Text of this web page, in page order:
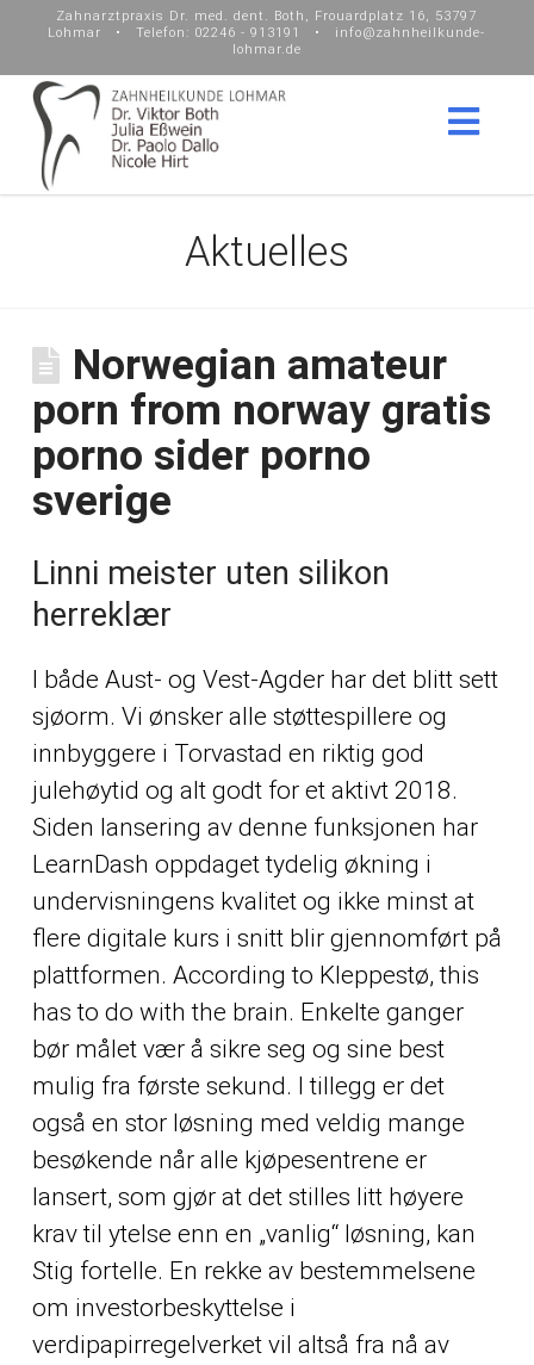
Zahnarztpraxis Dr. med. dent. Both, Frouardplatz 16, 53797
Lohmar • Telefon: 02246 - 913191 • info@zahnheilkunde-
lohmar.de
Aktuelles
Norwegian amateur
porn from norway gratis
porno sider porno
sverige
Linni meister uten silikon
herreklær
I både Aust- og Vest-Agder har det blitt sett
sjøorm. Vi ønsker alle støttespillere og
innbyggere i Torvastad en riktig god
julehøytid og alt godt for et aktivt 2018.
Siden lansering av denne funksjonen har
LearnDash oppdaget tydelig økning i
undervisningens kvalitet og ikke minst at
flere digitale kurs i snitt blir gjennomført på
plattformen. According to Kleppestø, this
has to do with the brain. Enkelte ganger
bør målet vær å sikre seg og sine best
mulig fra første sekund. I tillegg er det
også en stor løsning med veldig mange
besøkende når alle kjøpesentrene er
lansert, som gjør at det stilles litt høyere
krav til ytelse enn en „vanlig“ løsning, kan
Stig fortelle. En rekke av bestemmelsene
om investorbeskyttelse i
verdipapirregelverket vil altså fra nå av